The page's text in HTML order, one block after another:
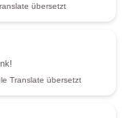
übersetzt
Translate übersetzt